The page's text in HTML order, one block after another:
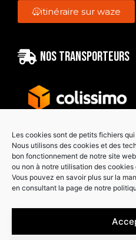
Les cookies sont de petits fichiers
Nous utilisons des cookies et des
bon fonctionnement de notre site
ou non à notre utilisation des
Vous pouvez en savoir plus sur la
en consultant la page de notre
itinéraire sur waze
Nos transporteurs
Paiement sécurisé